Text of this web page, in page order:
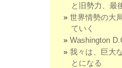
と旧勢力、最
世界情勢の大
ていく
Washington
我々は、巨大
とになる